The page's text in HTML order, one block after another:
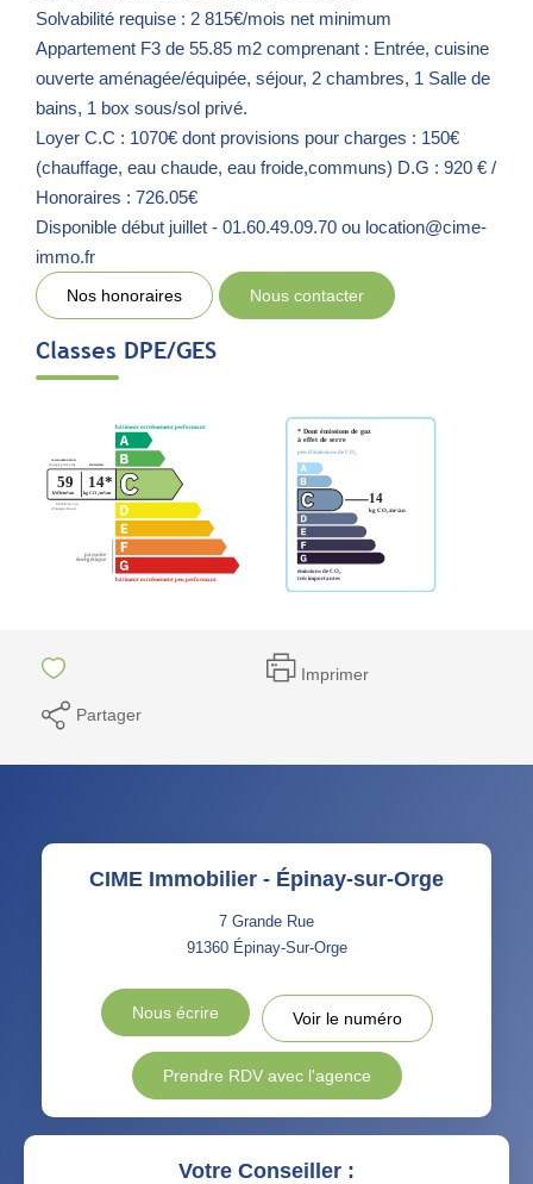
Solvabilité requise : 2 815€/mois net minimum
Appartement F3 de 55.85 m2 comprenant : Entrée, cuisine
ouverte aménagée/équipée, séjour, 2 chambres, 1 Salle de
bains, 1 box sous/sol privé.
Loyer C.C : 1070€ dont provisions pour charges : 150€
(chauffage, eau chaude, eau froide,communs) D.G : 920 € /
Honoraires : 726.05€
Disponible début juillet - 01.60.49.09.70 ou location@cime-
immo.fr
Nos honoraires Nous contacter
Classes DPE/GES
Imprimer
Partager
CIME Immobilier - Épinay-sur-Orge
7 Grande Rue
91360 Épinay-Sur-Orge
Nous écrire Voir le numéro
Prendre RDV avec l'agence
Votre Conseiller :